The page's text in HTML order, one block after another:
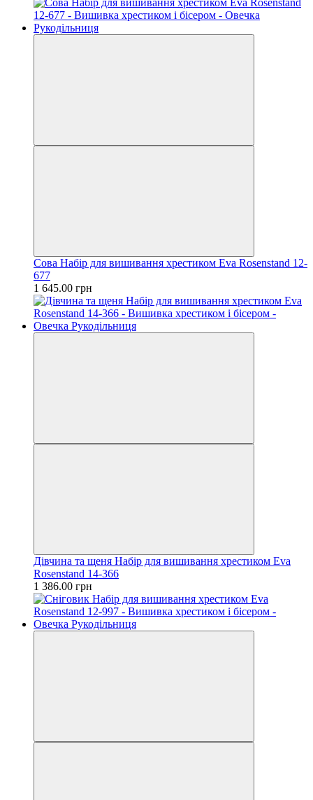
Сова Набір для вишивання хрестиком Eva Rosenstand 12-
677
1 645.00 грн
Дівчина та щеня Набір для вишивання хрестиком Eva
Rosenstand 14-366
1 386.00 грн